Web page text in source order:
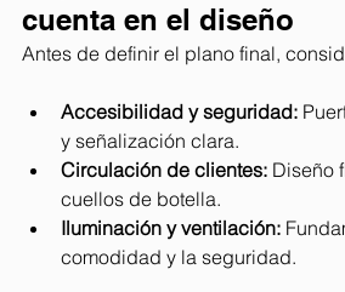
cuenta en el diseño
Antes de definir el plano final,
Accesibilidad y seguridad:
y señalización clara.
Circulación de clientes: Diseño
cuellos de botella.
Iluminación y ventilación:
comodidad y la seguridad.